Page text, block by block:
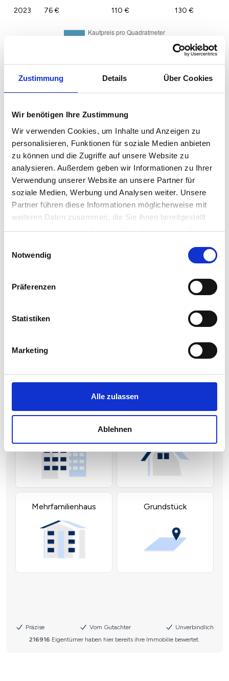
Zustimmung Details Über Cookies
Wir benötigen Ihre Zustimmung
Wir verwenden Cookies, um Inhalte und Anzeigen zu
personalisieren, Funktionen für soziale Medien anbieten
zu können und die Zugriffe auf unsere Website zu
analysieren. Außerdem geben wir Informationen zu Ihrer
Verwendung unserer Website an unsere Partner für
soziale Medien, Werbung und Analysen weiter. Unsere
Partner führen diese Informationen möglicherweise mit
weiteren Daten zusammen, die Sie ihnen bereitgestellt
haben oder die sie im Rahmen Ihrer Nutzung der Dienste
Notwendig
Präferenzen
Statistiken
Marketing
Alle zulassen
Ablehnen
2023 76 € 110 € 130 €